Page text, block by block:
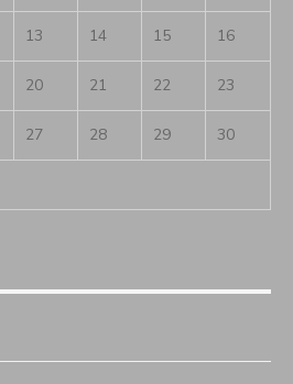
13 14 15 16
20 21 22 23
27 28 29 30